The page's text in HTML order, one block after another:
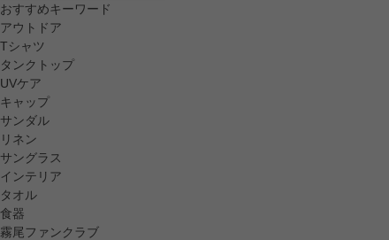
おすすめキーワード
アウトドア
Tシャツ
タンクトップ
UVケア
キャップ
サンダル
リネン
サングラス
インテリア
タオル
食器
霧尾ファンクラブ